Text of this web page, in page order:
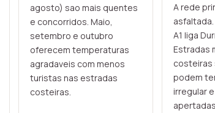
locais
agosto) sao mais quentes
e concorridos. Maio,
setembro e outubro
oferecem temperaturas
agradaveis com menos
turistas nas estradas
costeiras.
A rede
A1 liga
Estradas
costeiras
podem
irregular